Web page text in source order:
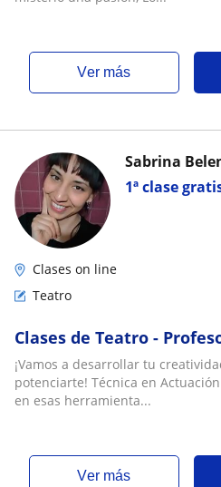
ver más
1ª clase
Sabrina
Clases on line
Teatro
Clases de Teatro -
¡Vamos a desarrollar tu
potenciarte! Técnica en
en esas herramienta...
ver más